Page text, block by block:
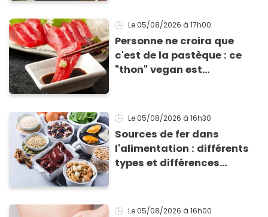
grillades
Le 05/08/2026 à 17h00
Personne ne croira que
c'est de la pastèque : ce
"thon" vegan est
Le 05/08/2026 à 16h30
Sources de fer dans
l'alimentation : différents
types et différences
Le 05/08/2026 à 16h00